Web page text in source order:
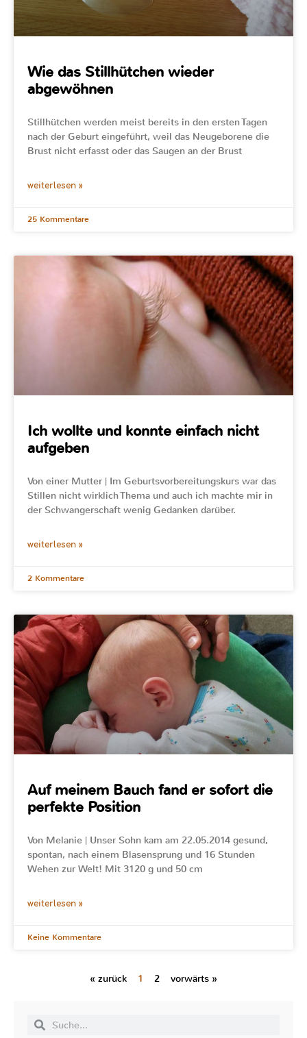
Wie das Stillhütchen wieder
abgewöhnen
Stillhütchen werden meist bereits in den ersten Tagen
nach der Geburt eingeführt, weil das Neugeborene die
Brust nicht erfasst oder das Saugen an der Brust
weiterlesen »
25 Kommentare
Ich wollte und konnte einfach nicht
aufgeben
Von einer Mutter | Im Geburtsvorbereitungskurs war das
Stillen nicht wirklich Thema und auch ich machte mir in
der Schwangerschaft wenig Gedanken darüber.
weiterlesen »
2 Kommentare
Auf meinem Bauch fand er sofort die
perfekte Position
Von Melanie | Unser Sohn kam am 22.05.2014 gesund,
spontan, nach einem Blasensprung und 16 Stunden
Wehen zur Welt! Mit 3120 g und 50 cm
weiterlesen »
Keine Kommentare
« zurück 1 2 vorwärts »